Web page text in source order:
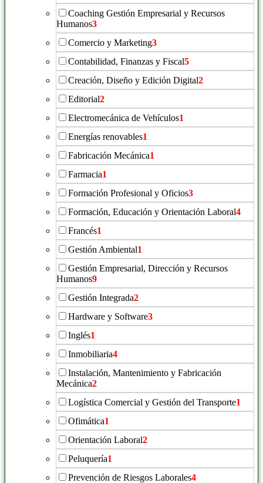
Coaching Gestión Empresarial y Recursos
Humanos3
Comercio y Marketing3
Contabilidad, Finanzas y Fiscal5
Creación, Diseño y Edición Digital2
Editorial2
Electromecánica de Vehículos1
Energías renovables1
Fabricación Mecánica1
Farmacia1
Formación Profesional y Oficios3
Formación, Educación y Orientación Laboral4
Francés1
Gestión Ambiental1
Gestión Empresarial, Dirección y Recursos
Humanos9
Gestión Integrada2
Hardware y Software3
Inglés1
Inmobiliaria4
Instalación, Mantenimiento y Fabricación
Mecánica2
Logística Comercial y Gestión del Transporte1
Ofimática1
Orientación Laboral2
Peluquería1
Prevención de Riesgos Laborales4